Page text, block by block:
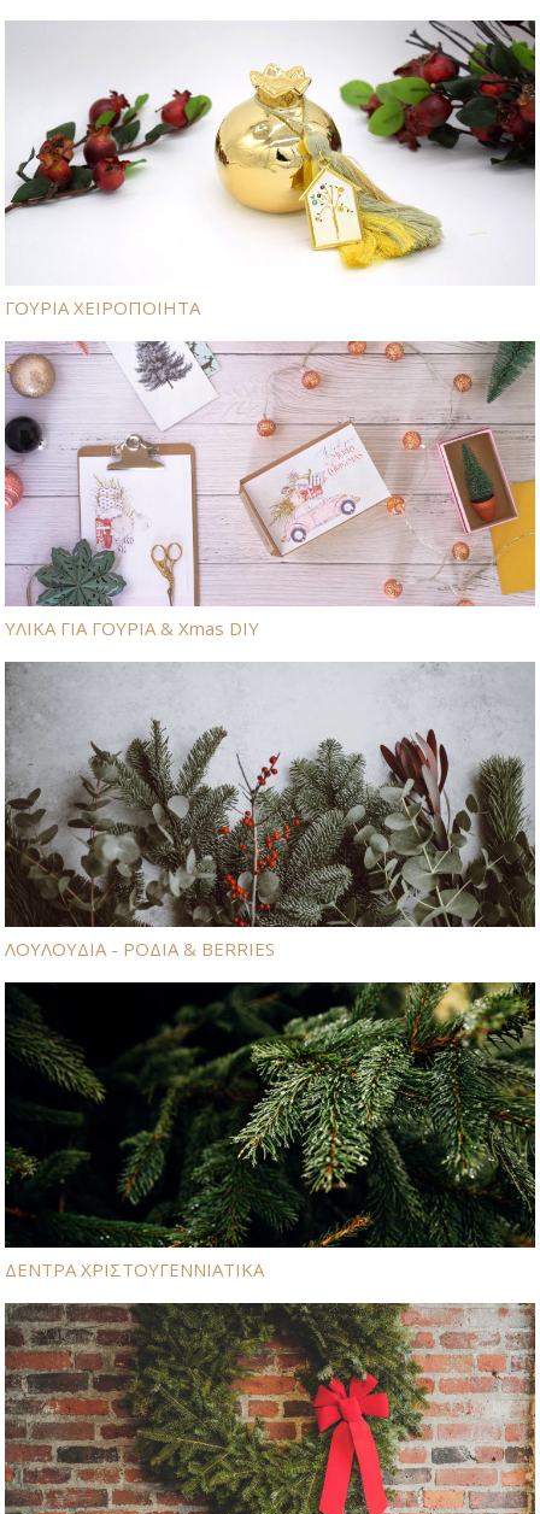
ΓΟΥΡΙΑ ΧΕΙΡΟΠΟΙΗΤΑ
ΥΛΙΚΑ ΓΙΑ ΓΟΥΡΙΑ & Xmas DIY
ΛΟΥΛΟΥΔΙΑ - ΡΟΔΙΑ & BERRIES
ΔΕΝΤΡΑ ΧΡΙΣΤΟΥΓΕΝΝΙΑΤΙΚΑ